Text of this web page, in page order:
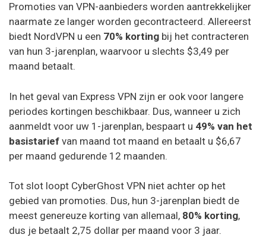
Promoties van VPN-aanbieders worden aantrekkelijker
naarmate ze langer worden gecontracteerd. Allereerst
biedt NordVPN u een 70% korting bij het contracteren
van hun 3-jarenplan, waarvoor u slechts $3,49 per
maand betaalt.
In het geval van Express VPN zijn er ook voor langere
periodes kortingen beschikbaar. Dus, wanneer u zich
aanmeldt voor uw 1-jarenplan, bespaart u 49% van het
basistarief van maand tot maand en betaalt u $6,67
per maand gedurende 12 maanden.
Tot slot loopt CyberGhost VPN niet achter op het
gebied van promoties. Dus, hun 3-jarenplan biedt de
meest genereuze korting van allemaal, 80% korting,
dus je betaalt 2,75 dollar per maand voor 3 jaar.